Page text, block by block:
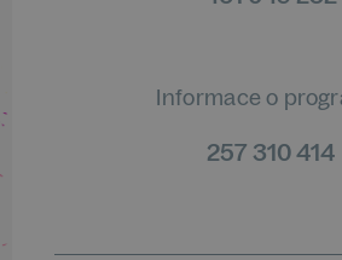
Informace o
257 310 414